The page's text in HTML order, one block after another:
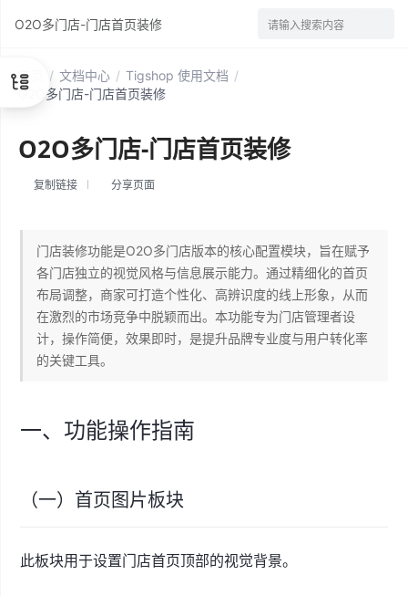
首页 / 文档中心 / Tigshop 使用文档 /
O2O多门店-门店首页装修
O2O多门店-门店首页装修
复制链接 分享页面
门店装修功能是O2O多门店版本的核心配置模块，旨在赋予
各门店独立的视觉风格与信息展示能力。通过精细化的首页
布局调整，商家可打造个性化、高辨识度的线上形象，从而
在激烈的市场竞争中脱颖而出。本功能专为门店管理者设
计，操作简便，效果即时，是提升品牌专业度与用户转化率
的关键工具。
一、功能操作指南
（一）首页图片板块
此板块用于设置门店首页顶部的视觉背景。
O2O多门店-门店首页装修 请输入搜索内容